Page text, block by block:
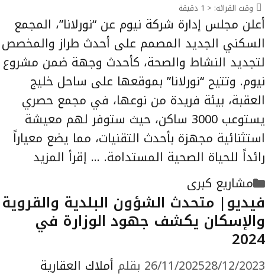
وقت القرائه: < 1 دقيقة
أعلن مجلس إدارة شركة نيوم عن “نورلانا”، المجمع
السكني الجديد المصمم على أحدث طراز والمخصص
لتجديد النشاط والصحة، كأحدث وجهة ضمن مشروع
نيوم. وتتيح “نورلانا” بموقعها على ساحل خليج
العقبة، بيئة فريدة من نوعها، في مجمع حصري
يستوعب 3000 ساكن، حيث ستوفر لهم معيشة
استثنائية مجهزة بأحدث التقنيات، مما يضع معياراً
رائداً للحياة الصحية المستدامة. … إقرأ المزيد
التصنيفات
مشاريع كبرى
فيديو| متحدث الشؤون البلدية والقروية
والإسكان يكشف جهود الوزارة في
2024
26/11/202528/12/2023 بقلم أملاك العقارية